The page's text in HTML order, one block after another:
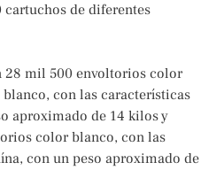
de diferentes
28 mil 500 envoltorios color
con las características
aproximado de 14 kilos y
color blanco, con las
con un peso aproximado de